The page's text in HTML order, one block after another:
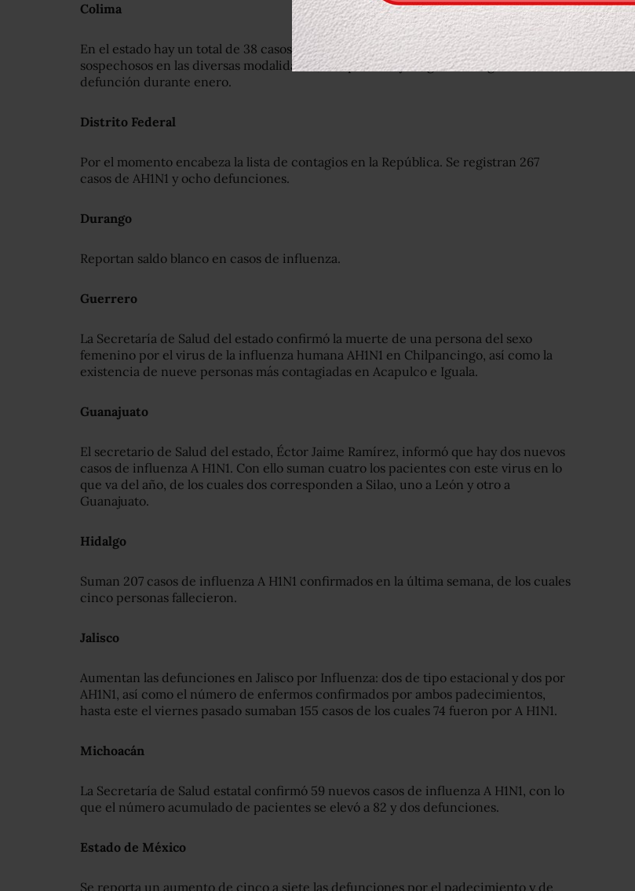
Colima
En el estado hay un total de 38 casos de influenza y 90 más en calidad de
sospechosos en las diversas modalidades, sin que se haya registrado alguna
defunción durante enero.
Distrito Federal
Por el momento encabeza la lista de contagios en la República. Se registran 267
casos de AH1N1 y ocho defunciones.
Durango
Reportan saldo blanco en casos de influenza.
Guerrero
La Secretaría de Salud del estado confirmó la muerte de una persona del sexo
femenino por el virus de la influenza humana AH1N1 en Chilpancingo, así como la
existencia de nueve personas más contagiadas en Acapulco e Iguala.
Guanajuato
El secretario de Salud del estado, Éctor Jaime Ramírez, informó que hay dos nuevos
casos de influenza A H1N1. Con ello suman cuatro los pacientes con este virus en lo
que va del año, de los cuales dos corresponden a Silao, uno a León y otro a
Guanajuato.
Hidalgo
Suman 207 casos de influenza A H1N1 confirmados en la última semana, de los cuales
cinco personas fallecieron.
Jalisco
Aumentan las defunciones en Jalisco por Influenza: dos de tipo estacional y dos por
AH1N1, así como el número de enfermos confirmados por ambos padecimientos,
hasta este el viernes pasado sumaban 155 casos de los cuales 74 fueron por A H1N1.
Michoacán
La Secretaría de Salud estatal confirmó 59 nuevos casos de influenza A H1N1, con lo
que el número acumulado de pacientes se elevó a 82 y dos defunciones.
Estado de México
Se reporta un aumento de cinco a siete las defunciones por el padecimiento y de